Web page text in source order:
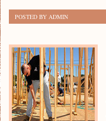
POSTED BY ADMIN